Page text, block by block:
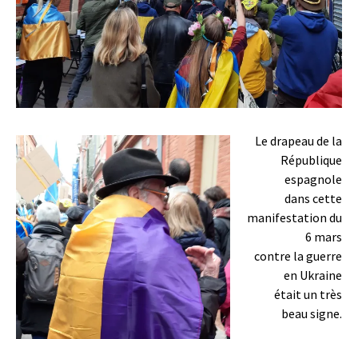
Le drapeau de la
République
espagnole
dans cette
manifestation du
6 mars
contre la guerre
en Ukraine
était un très
beau signe.